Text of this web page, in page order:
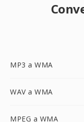
MP3 a WMA
WAV a WMA
MPEG a WMA